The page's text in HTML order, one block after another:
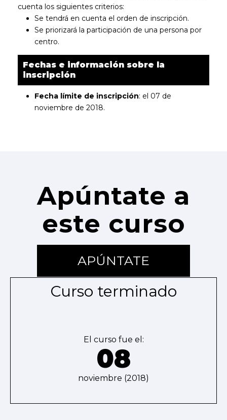
cuenta los siguientes criterios:
Se tendrá en cuenta el orden de inscripción.
Se priorizará la participación de una persona por
centro.
Fechas e información sobre la
inscripción
Fecha límite de inscripción: el 07 de
noviembre de 2018.
Apúntate a
este curso
APÚNTATE
Curso terminado
El curso fue el:
08
noviembre (2018)